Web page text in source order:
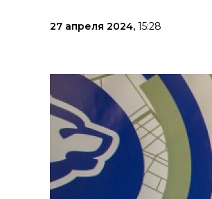
27 апреля 2024, 15:28